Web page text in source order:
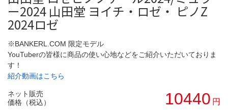
ー2024 山田堂 ヨイチ・ロゼ・ ピノZ
2024ロゼ
※BANKERL.COM 限定モデル
YouTuberの皆様に商品の使い心地などをご紹介いただいておりま
す！
紹介動画はこちら
ネット販売
価格（税込）
10440 円